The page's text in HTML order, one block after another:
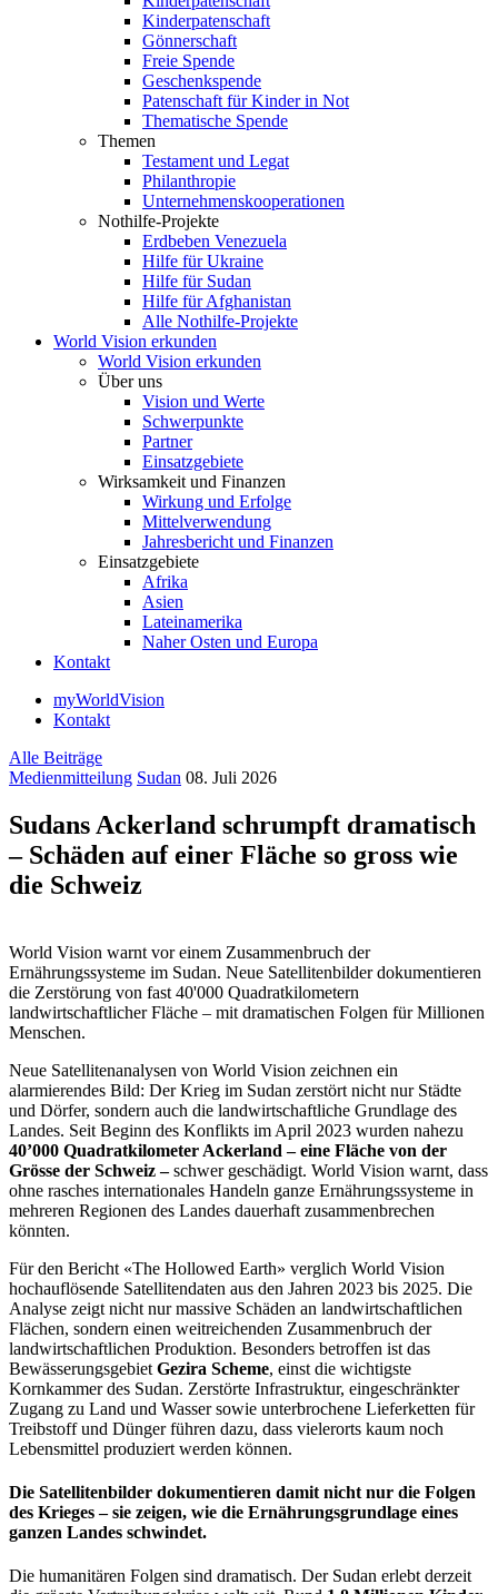
Kinderpatenschaft
Gönnerschaft
Freie Spende
Geschenkspende
Patenschaft für Kinder in Not
Thematische Spende
Themen
Testament und Legat
Philanthropie
Unternehmenskooperationen
Nothilfe-Projekte
Erdbeben Venezuela
Hilfe für Ukraine
Hilfe für Sudan
Hilfe für Afghanistan
Alle Nothilfe-Projekte
World Vision erkunden
World Vision erkunden
Über uns
Vision und Werte
Schwerpunkte
Partner
Einsatzgebiete
Wirksamkeit und Finanzen
Wirkung und Erfolge
Mittelverwendung
Jahresbericht und Finanzen
Einsatzgebiete
Afrika
Asien
Lateinamerika
Naher Osten und Europa
Kontakt
myWorldVision
Kontakt
Alle Beiträge
Medienmitteilung Sudan 08. Juli 2026
Sudans Ackerland schrumpft dramatisch
– Schäden auf einer Fläche so gross wie
die Schweiz
World Vision warnt vor einem Zusammenbruch der
Ernährungssysteme im Sudan. Neue Satellitenbilder dokumentieren
die Zerstörung von fast 40'000 Quadratkilometern
landwirtschaftlicher Fläche – mit dramatischen Folgen für Millionen
Menschen.
Neue Satellitenanalysen von World Vision zeichnen ein
alarmierendes Bild: Der Krieg im Sudan zerstört nicht nur Städte
und Dörfer, sondern auch die landwirtschaftliche Grundlage des
Landes. Seit Beginn des Konflikts im April 2023 wurden nahezu
40’000 Quadratkilometer Ackerland – eine Fläche von der
Grösse der Schweiz –schwer geschädigt. World Vision warnt, dass
ohne rasches internationales Handeln ganze Ernährungssysteme in
mehreren Regionen des Landes dauerhaft zusammenbrechen
könnten.
Für den Bericht «The Hollowed Earth» verglich World Vision
hochauflösende Satellitendaten aus den Jahren 2023 bis 2025. Die
Analyse zeigt nicht nur massive Schäden an landwirtschaftlichen
Flächen, sondern einen weitreichenden Zusammenbruch der
landwirtschaftlichen Produktion. Besonders betroffen ist das
Bewässerungsgebiet Gezira Scheme, einst die wichtigste
Kornkammer des Sudan. Zerstörte Infrastruktur, eingeschränkter
Zugang zu Land und Wasser sowie unterbrochene Lieferketten für
Treibstoff und Dünger führen dazu, dass vielerorts kaum noch
Lebensmittel produziert werden können.
Die Satellitenbilder dokumentieren damit nicht nur die Folgen
des Krieges – sie zeigen, wie die Ernährungsgrundlage eines
ganzen Landes schwindet.
Die humanitären Folgen sind dramatisch. Der Sudan erlebt derzeit